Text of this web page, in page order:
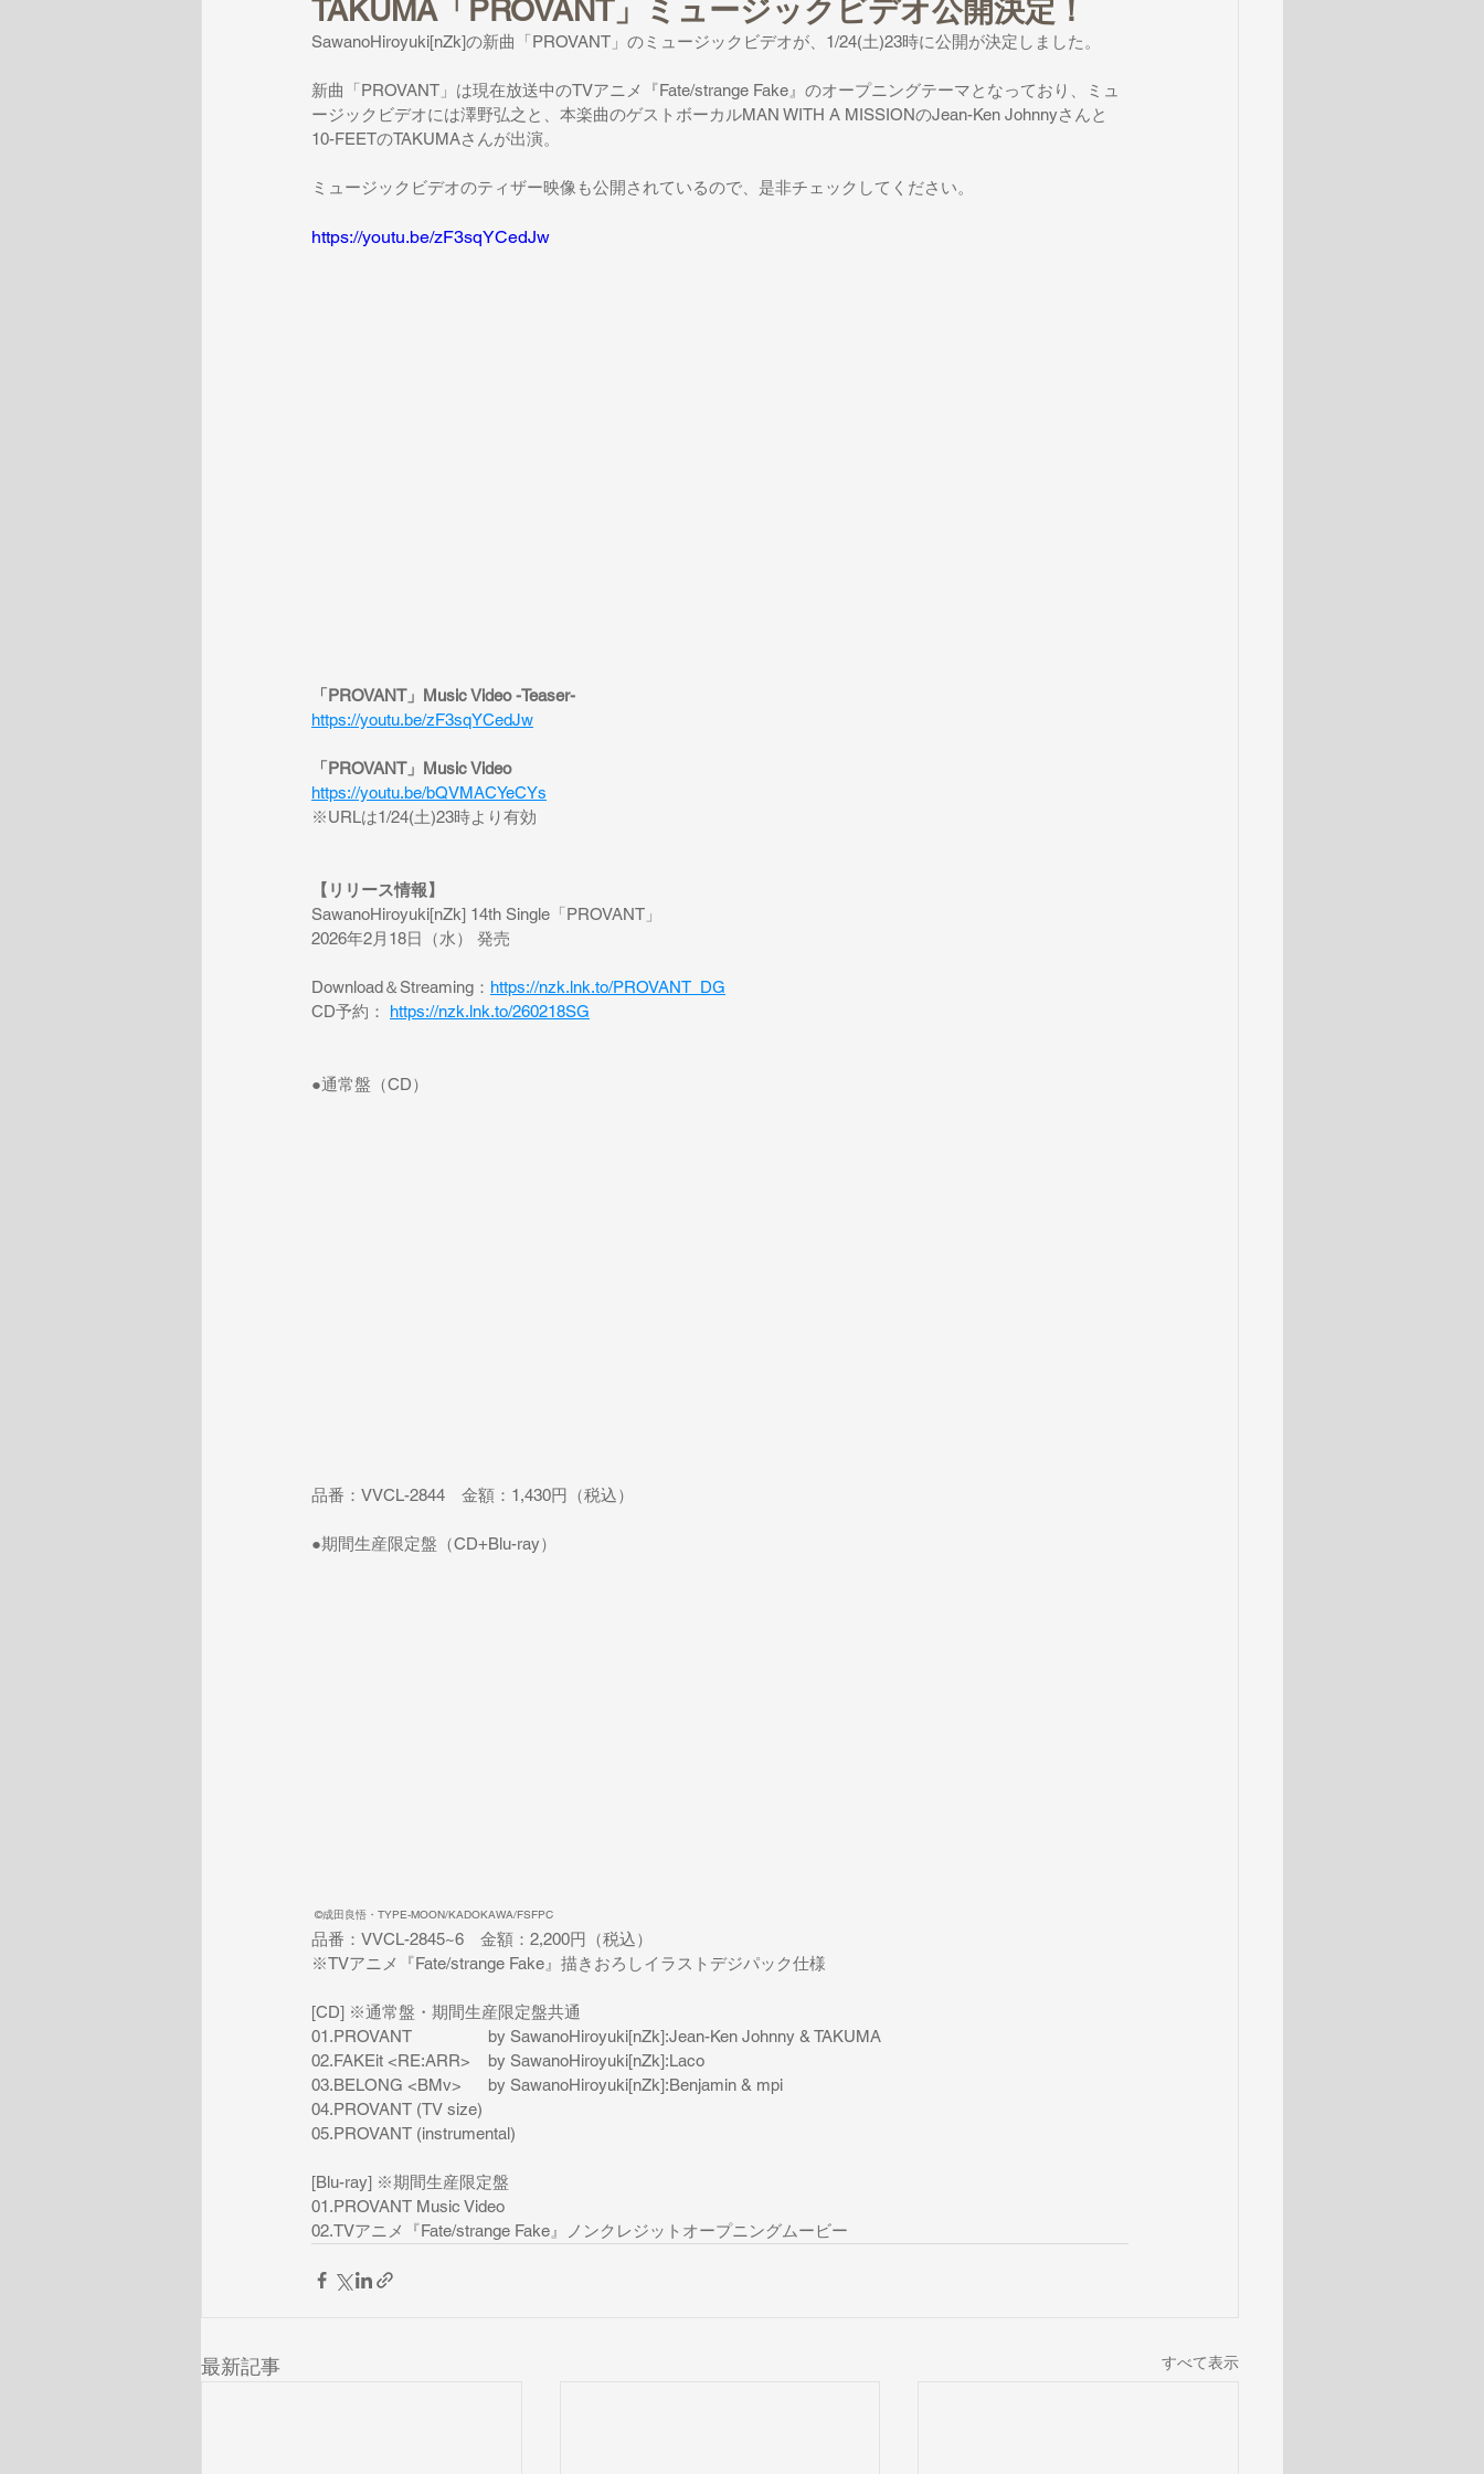
TAKUMA「PROVANT」ミュージックビデオ公開決定！
SawanoHiroyuki[nZk]の新曲「PROVANT」のミュージックビデオが、1/24(土)23時に公開が決定しました。
新曲「PROVANT」は現在放送中のTVアニメ『Fate/strange Fake』のオープニングテーマとなっており、ミュ
ージックビデオには澤野弘之と、本楽曲のゲストボーカルMAN WITH A MISSIONのJean-Ken Johnnyさんと
10-FEETのTAKUMAさんが出演。
ミュージックビデオのティザー映像も公開されているので、是非チェックしてください。
https://youtu.be/zF3sqYCedJw
「PROVANT」Music Video -Teaser-
https://youtu.be/zF3sqYCedJw
「PROVANT」Music Video
https://youtu.be/bQVMACYeCYs
※URLは1/24(土)23時より有効
【リリース情報】
SawanoHiroyuki[nZk] 14th Single「PROVANT」
2026年2月18日（水） 発売
Download＆Streaming： https://nzk.lnk.to/PROVANT_DG
CD予約： https://nzk.lnk.to/260218SG
●通常盤（CD）
品番：VVCL-2844　金額：1,430円（税込）
●期間生産限定盤（CD+Blu-ray）
©成田良悟・TYPE-MOON/KADOKAWA/FSFPC
品番：VVCL-2845~6　金額：2,200円（税込）
※TVアニメ『Fate/strange Fake』描きおろしイラストデジパック仕様
[CD] ※通常盤・期間生産限定盤共通
01.PROVANT
by SawanoHiroyuki[nZk]:Jean-Ken Johnny & TAKUMA
02.FAKEit <RE:ARR>
by SawanoHiroyuki[nZk]:Laco
03.BELONG <BMv>
by SawanoHiroyuki[nZk]:Benjamin & mpi
04.PROVANT (TV size)
05.PROVANT (instrumental)
[Blu-ray] ※期間生産限定盤
01.PROVANT Music Video
02.TVアニメ『Fate/strange Fake』ノンクレジットオープニングムービー
最新記事 すべて表示